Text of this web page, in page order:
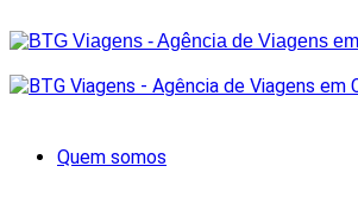
Quem somos